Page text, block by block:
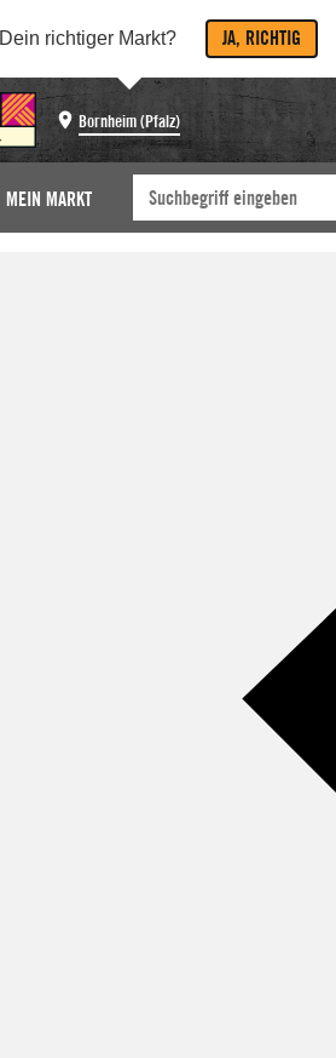
Dein richtiger Markt? JA, RICHTIG
Bornheim (Pfalz)
MEIN MARKT